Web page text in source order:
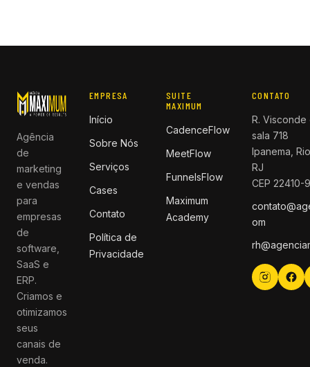
Agência
de
marketing
e vendas
para
empresas
de
software,
SaaS e
ERP.
Criamos e
otimizamos
seus
canais de
venda.
EMPRESA
Início
Sobre Nós
Serviços
Cases
Contato
Política de
Privacidade
SUITE
MAXIMUM
CadenceFlow
MeetFlow
FunnelsFlow
Maximum
Academy
CONTATO
R.
sala 718
Ipanema,
RJ
CEP 22410-
om